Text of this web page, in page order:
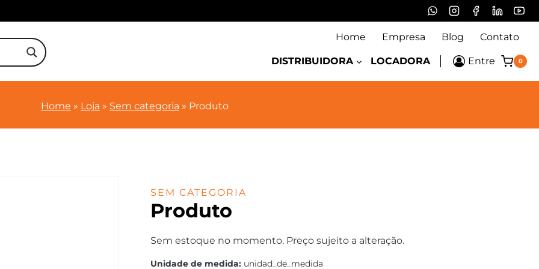
Home Empresa Blog Contato
DISTRIBUIDORA LOCADORA Entre 0
Home » Loja » Sem categoria » Produto
SEM CATEGORIA
Produto
Sem estoque no momento. Preço sujeito a alteração.
Unidade de medida:unidad_de_medida